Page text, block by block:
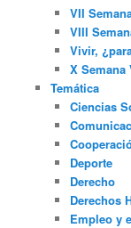
VII
VIII
Vivir,
X Semana
Temática
Ciencias
Deporte
Derecho
Derechos
Empleo y